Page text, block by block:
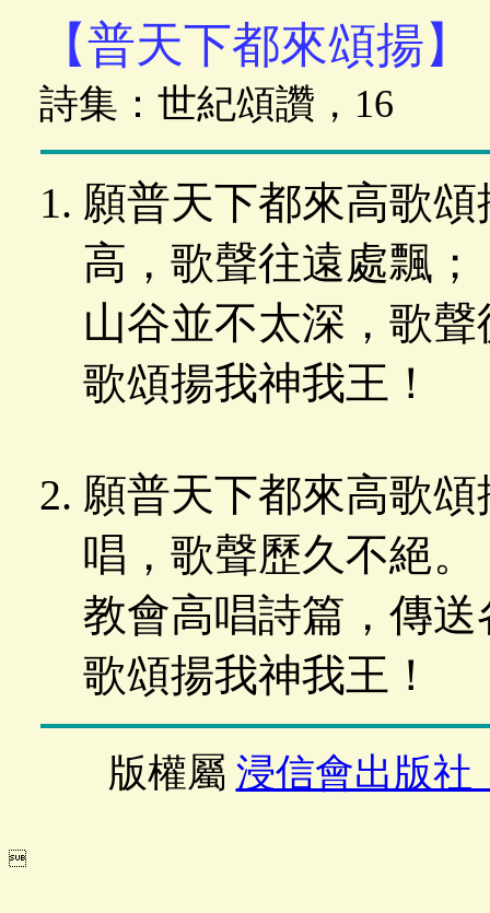
【普天下都來頌揚】
詩集：世紀頌讚，16
願普天下都來高歌
高，歌聲往遠處飄；
山谷並不太深，歌
歌頌揚我神我王！
願普天下都來高歌
唱，歌聲歷久不絕。
教會高唱詩篇，傳
歌頌揚我神我王！
版權屬 浸信會出版社
